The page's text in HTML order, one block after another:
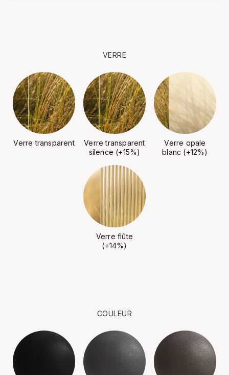
VERRE
Verre transparent
Verre transparent
silence (+15%)
Verre opale
blanc (+12%)
Verre flûte
(+14%)
COULEUR